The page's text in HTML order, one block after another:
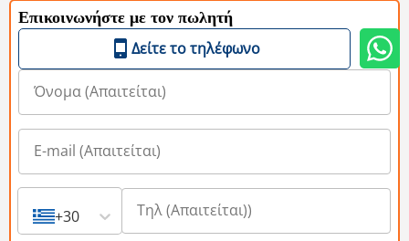
Επικοινωνήστε με τον πωλητή
Δείτε το τηλέφωνο
+30